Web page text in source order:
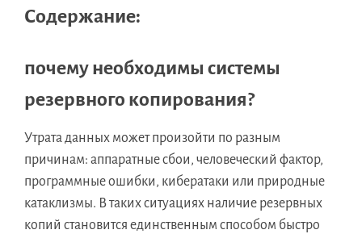
Содержание:
почему необходимы системы
резервного копирования?
Утрата данных может произойти по разным
причинам: аппаратные сбои, человеческий фактор,
программные ошибки, кибератаки или природные
катаклизмы. В таких ситуациях наличие резервных
копий становится единственным способом быстро